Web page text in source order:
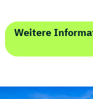
Weitere